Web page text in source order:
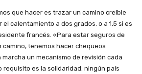
que hacer es trazar un camino creíble
calentamiento a dos grados, o a 1,5 si es
francés. «Para estar seguros de
camino, tenemos hacer chequeos
un mecanismo de revisión cada
requisito es la solidaridad: ningún país